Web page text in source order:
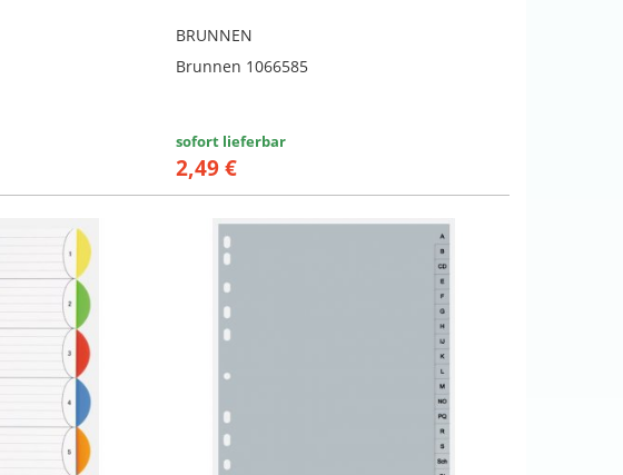
BRUNNEN
Brunnen 1066585
sofort lieferbar
2,49 €